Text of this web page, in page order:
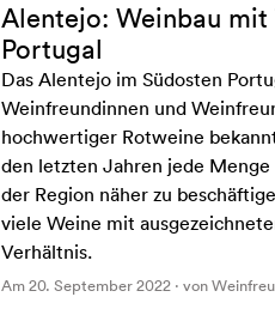
Alentejo: Weinbau
Portugal
Das Alentejo im Südosten
Weinfreundinnen und
hochwertiger Rotweine
den letzten Jahren jede
der Region näher zu
viele Weine mit
Verhältnis.
Am 20. September 2022 · von